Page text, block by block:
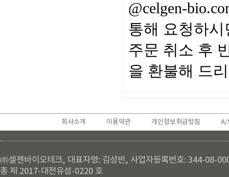
@celgen-
통해 요청하
주문 취소 후
을 환불해 드
회사소개 이용약관 개인정보취급방침 A/
㈜셀젠바이오테크, 대표자명: 김성빈, 사업자등록번호: 344-08-
종 제 2017-대전유성-0220 호